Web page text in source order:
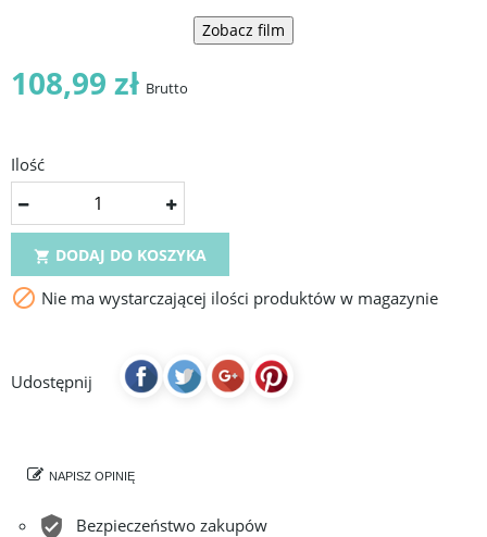
Zobacz film
108,99 zł Brutto
Ilość
 DODAJ DO KOSZYKA
 Nie ma wystarczającej ilości produktów w magazynie
Udostępnij
NAPISZ OPINIĘ
Bezpieczeństwo zakupów